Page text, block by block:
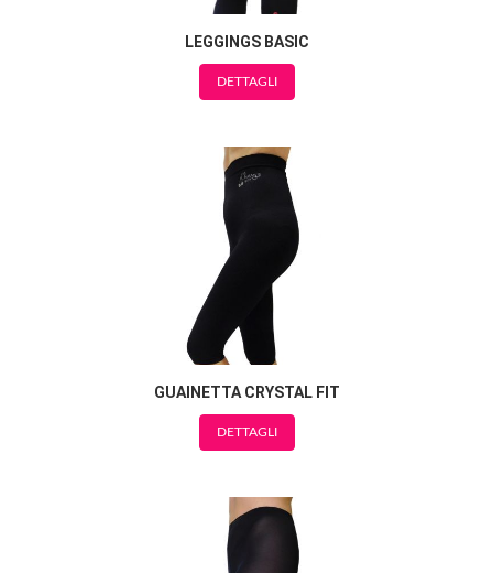
LEGGINGS BASIC
DETTAGLI
GUAINETTA CRYSTAL FIT
DETTAGLI